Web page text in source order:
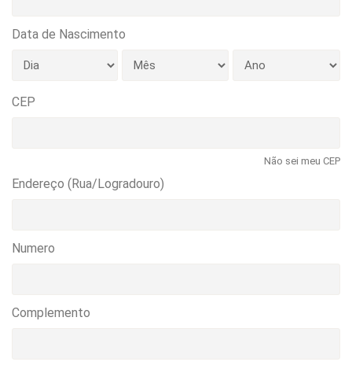
Data de Nascimento
CEP
Não sei meu CEP
Endereço (Rua/Logradouro)
Numero
Complemento